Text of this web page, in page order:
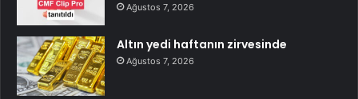
Ağustos 7, 2026
Altın yedi haftanın zirvesinde
Ağustos 7, 2026